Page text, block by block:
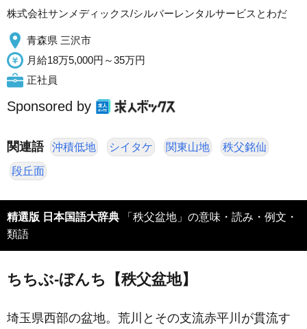
株式会社サンメディックス/シルバーレンタルサービスとわだ
青森県 三沢市
月給18万5,000円～35万円
正社員
Sponsored by
関連語 沖積低地 シイタケ 関東山地 秩父銘仙
段丘面
精選版 日本国語大辞典 「秩父盆地」の意味・読み・例文・
類語
ちちぶ‐ぼんち【秩父盆地】
埼玉県西部の盆地。荒川とその支流赤平川が貫流す